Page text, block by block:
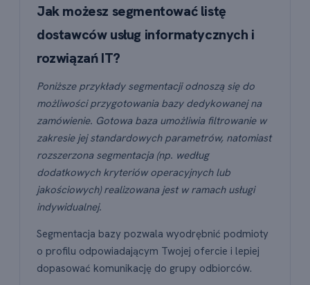
Jak możesz segmentować listę
dostawców usług informatycznych i
rozwiązań IT?
Poniższe przykłady segmentacji odnoszą się do
możliwości przygotowania bazy dedykowanej na
zamówienie. Gotowa baza umożliwia filtrowanie w
zakresie jej standardowych parametrów, natomiast
rozszerzona segmentacja (np. według
dodatkowych kryteriów operacyjnych lub
jakościowych) realizowana jest w ramach usługi
indywidualnej.
Segmentacja bazy pozwala wyodrębnić podmioty
o profilu odpowiadającym Twojej ofercie i lepiej
dopasować komunikację do grupy odbiorców.